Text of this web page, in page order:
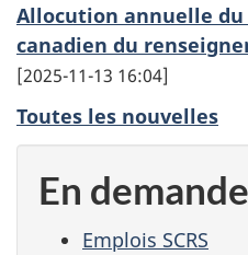
Allocution annuelle
canadien du
2025-11-13 16:04
Toutes les nouvelles
En demande
Emplois SCRS